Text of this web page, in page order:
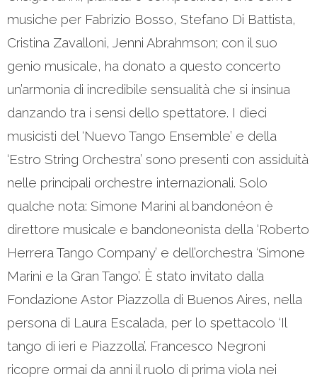
musiche per Fabrizio Bosso, Stefano Di Battista,
Cristina Zavalloni, Jenni Abrahmson; con il suo
genio musicale, ha donato a questo concerto
un’armonia di incredibile sensualità che si insinua
danzando tra i sensi dello spettatore. I dieci
musicisti del ‘Nuevo Tango Ensemble’ e della
‘Estro String Orchestra’ sono presenti con assiduità
nelle principali orchestre internazionali. Solo
qualche nota: Simone Marini al bandonéon è
direttore musicale e bandoneonista della ‘Roberto
Herrera Tango Company’ e dell’orchestra ‘Simone
Marini e la Gran Tango’. È stato invitato dalla
Fondazione Astor Piazzolla di Buenos Aires, nella
persona di Laura Escalada, per lo spettacolo ‘Il
tango di ieri e Piazzolla’. Francesco Negroni
ricopre ormai da anni il ruolo di prima viola nei